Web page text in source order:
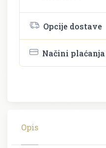
Opcije dostave
Načini plaćanja
Opis